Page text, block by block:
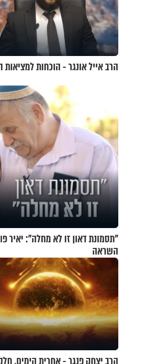
הרב אייל אונגר - הוכחות למציאות
"תסמונת דאון זו לא מחלה": יאיר
השראה